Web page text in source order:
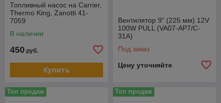
Топливный насос на Carrier,
Thermo King, Zanotti 41-
7059
В наличии
450 руб.
Купить
Вентилятор 9" (225 мм) 12V
100W РULL (VA07-AP7/C-
31A)
Под заказ
Цену уточняйте
Топ продаж Топ продаж